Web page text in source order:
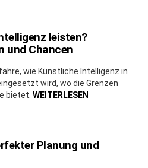
leisten?
und Chancen
wie Künstliche Intelligenz in
wird, wo die Grenzen
bietet. WEITERLESEN
Planung und